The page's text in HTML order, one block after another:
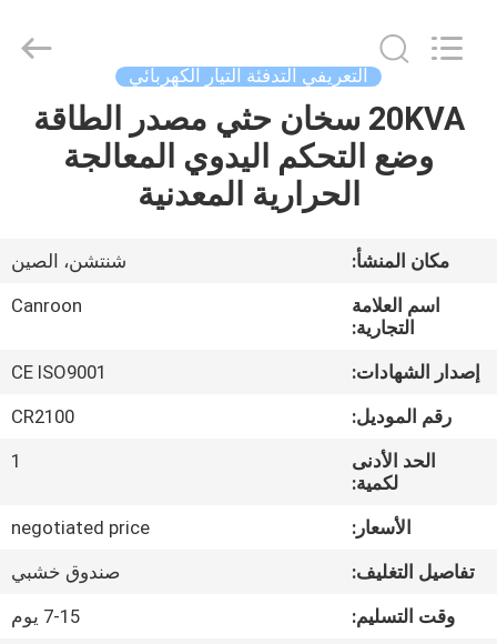
منزل
حول
جولة
المعمل
الجودة
اتصل
Appliances
Reserved.
التعريفي التدفئة التيار الكهربائي
20KVA سخان حثي مصدر الطاقة
وضع التحكم اليدوي المعالجة
الحرارية المعدنية
مكان المنشأ:
شنتشن، الصين
اسم العلامة
التجارية:
Canroon
إصدار الشهادات:
CE ISO9001
رقم الموديل:
CR2100
الحد الأدنى
لكمية:
1
الأسعار:
negotiated price
تفاصيل التغليف:
صندوق خشبي
وقت التسليم:
7-15 يوم